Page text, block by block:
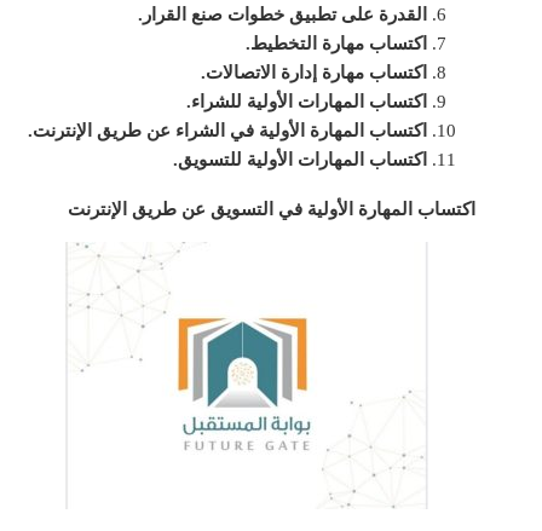
القدرة على تطبيق خطوات صنع القرار.
اكتساب مهارة التخطيط.
اكتساب مهارة إدارة الاتصالات.
اكتساب المهارات الأولية للشراء.
اكتساب المهارة الأولية في الشراء عن طريق الإنترنت.
اكتساب المهارات الأولية للتسويق.
اكتساب المهارة الأولية في التسويق عن طريق الإنترنت